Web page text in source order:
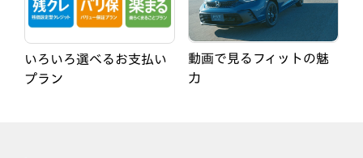
いろいろ選べるお支払い
プラン
動画で見るフィットの魅
力